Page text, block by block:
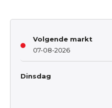
Volgende markt
07-08-2026
Dinsdag